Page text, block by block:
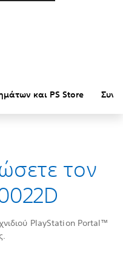
και PS Store
τον
PlayStation Portal™